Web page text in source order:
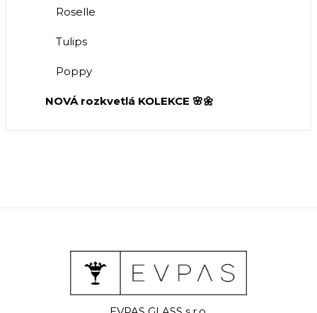
Roselle
Tulips
Poppy
NOVÁ rozkvetlá KOLEKCE 🌸🌼